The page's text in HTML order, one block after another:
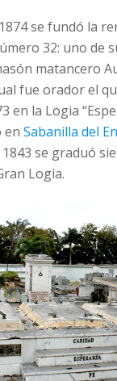
se fundó la
32: uno de
matancero
fue orador el
en la Logia
en Sabanilla del
se graduó
Logia.